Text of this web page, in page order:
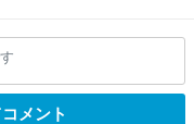
メント